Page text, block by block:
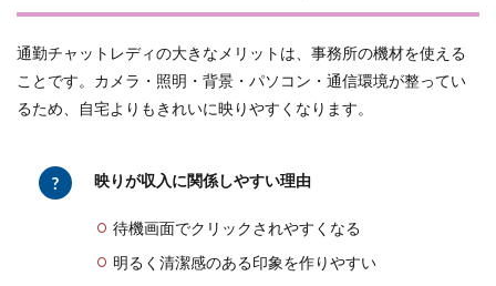
通勤チャットレディの大きなメリットは、事務所の機材を使える
ことです。カメラ・照明・背景・パソコン・通信環境が整ってい
るため、自宅よりもきれいに映りやすくなります。
映りが収入に関係しやすい理由
待機画面でクリックされやすくなる
明るく清潔感のある印象を作りやすい